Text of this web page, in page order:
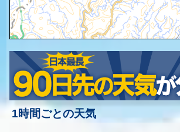
1時間ごとの天気